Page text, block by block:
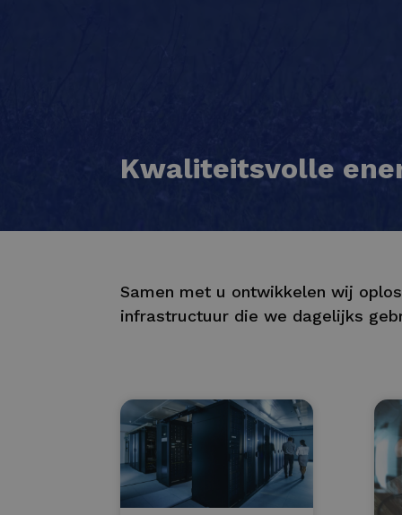
Kwaliteitsvolle
Samen met u ontwikkelen wij
infrastructuur die we dagelijks